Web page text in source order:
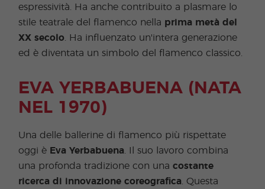
espressività. Ha anche contribuito a plasmare lo
stile teatrale del flamenco nella prima metà del
XX secolo . Ha influenzato un'intera generazione
ed è diventata un simbolo del flamenco classico.
EVA YERBABUENA (NATA
NEL 1970)
Una delle ballerine di flamenco più rispettate
oggi è Eva Yerbabuena . Il suo lavoro combina
una profonda tradizione con unacostante
ricerca di innovazione coreografica . Questa